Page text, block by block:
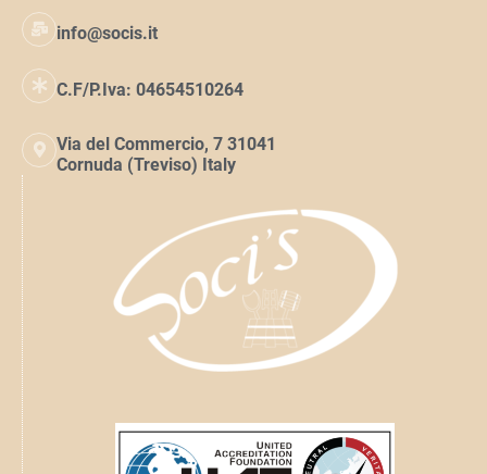
info@socis.it
C.F/P.Iva: 04654510264
Via del Commercio, 7 31041
Cornuda (Treviso) Italy